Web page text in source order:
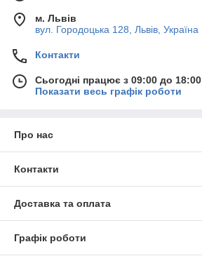
м. Львів
вул. Городоцька 128, Львів, Україна
Контакти
Сьогодні працює з 09:00 до 18:00
Показати весь графік роботи
Про нас
Контакти
Доставка та оплата
Графік роботи